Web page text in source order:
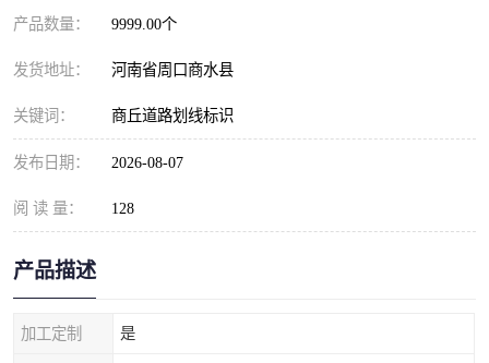
产品数量： 9999.00个
发货地址： 河南省周口商水县
关键词： 商丘道路划线标识
发布日期： 2026-08-07
阅 读 量： 128
产品描述
加工定制 是